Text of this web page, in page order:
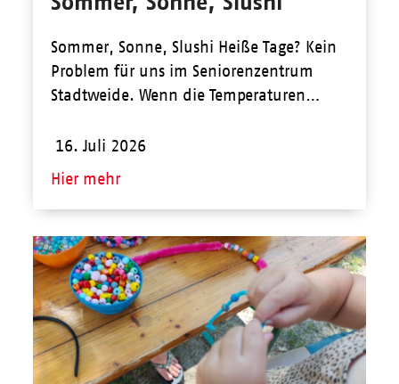
Sommer, Sonne, Slushi Heiße Tage? Kein
Problem für uns im Seniorenzentrum
Stadtweide. Wenn die Temperaturen…
16. Juli 2026
Hier mehr